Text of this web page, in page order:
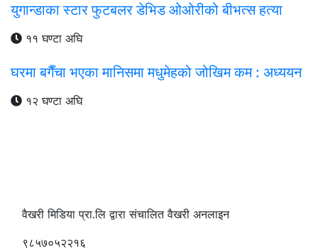
युगान्डाका स्टार फुटबलर डेभिड ओओरीको बीभत्स हत्या
११ घण्टा अघि
घरमा बगैँचा भएका मानिसमा मधुमेहको जोखिम कम : अध्ययन
१२ घण्टा अघि
वैखरी मिडिया प्रा.लि द्वारा संचालित वैखरी अनलाइन
९८५७०५२२१६